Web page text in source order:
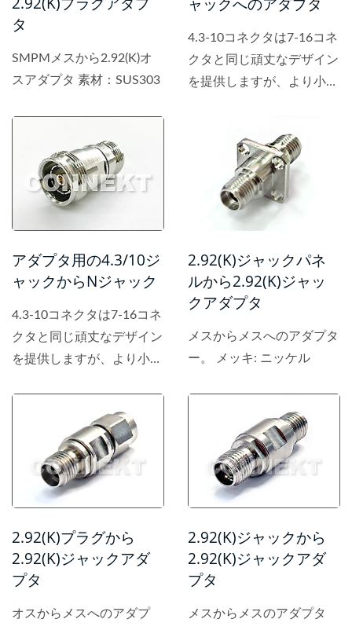
タ
SMPMメスから2.92(K)オ
スアダプタ 素材：SUS303
ャックへのアダプタ
4.3-10コネクタは7-16コネ
クタと同じ頑丈なデザイン
を提供しますが、より小型
にし、6...
アダプタ用の4.3/10ジ
ャックからNジャック
4.3-10コネクタは7-16コネ
クタと同じ頑丈なデザイン
を提供しますが、より小型
2.92(K)ジャックパネ
ルから2.92(K)ジャッ
クアダプタ
メスからメスへのアダプタ
ー。 メッキ: ニッケル
2.92(K)プラグから
2.92(K)ジャックアダ
プタ
オスからメスへのアダプ
2.92(K)ジャックから
2.92(K)ジャックアダ
プタ
メスからメスのアダプタ